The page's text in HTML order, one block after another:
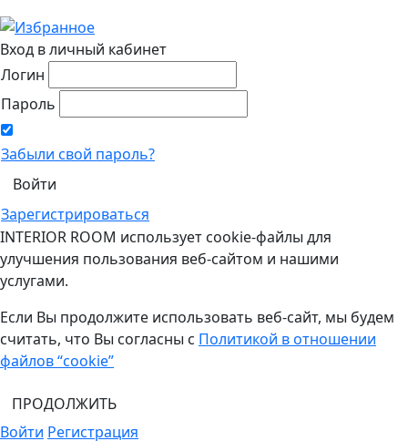
Вход в личный кабинет
Логин
Пароль
Забыли свой пароль?
Зарегистрироваться
INTERIOR ROOM использует cookie-файлы для
улучшения пользования веб-сайтом и нашими
услугами.
Если Вы продолжите использовать веб-сайт, мы будем
считать, что Вы согласны с Политикой в отношении
файлов “cookie”
ПРОДОЛЖИТЬ
Войти Регистрация